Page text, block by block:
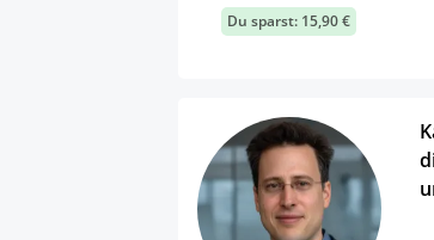
Du sparst: 15,90 €